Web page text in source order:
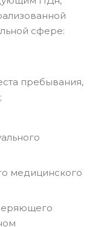
сфере:
пребывания,
медицинского